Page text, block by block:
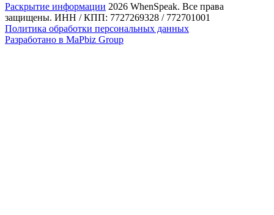
Раскрытие информации 2026 WhenSpeak. Все права
защищены. ИНН / КПП: 7727269328 / 772701001
Политика обработки персональных данных
Разработано в MaPbiz Group